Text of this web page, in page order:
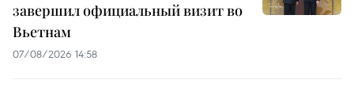
завершил официальный визит во
Вьетнам
07/08/2026 14:58